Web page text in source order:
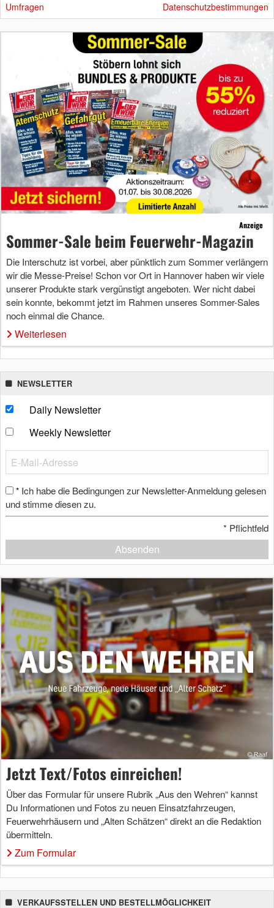
Umfragen Datenschutzbestimmungen
Anzeige
Sommer-Sale beim Feuerwehr-Magazin
Die Interschutz ist vorbei, aber pünktlich zum Sommer verlängern
wir die Messe-Preise! Schon vor Ort in Hannover haben wir viele
unserer Produkte stark vergünstigt angeboten. Wer nicht dabei
sein konnte, bekommt jetzt im Rahmen unseres Sommer-Sales
noch einmal die Chance.
Weiterlesen
NEWSLETTER
Daily Newsletter
Weekly Newsletter
* Ich habe die Bedingungen zur Newsletter-Anmeldung gelesen
und stimme diesen zu.
* Pflichtfeld
Absenden
Jetzt Text/Fotos einreichen!
Über das Formular für unsere Rubrik „Aus den Wehren“ kannst
Du Informationen und Fotos zu neuen Einsatzfahrzeugen,
Feuerwehrhäusern und „Alten Schätzen“ direkt an die Redaktion
übermitteln.
Zum Formular
VERKAUFSSTELLEN UND BESTELLMÖGLICHKEIT